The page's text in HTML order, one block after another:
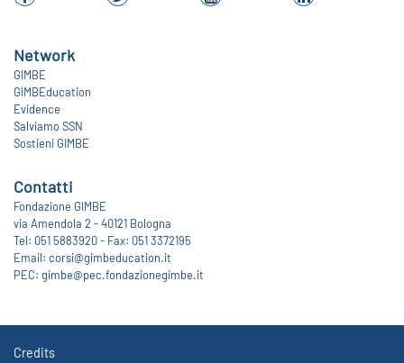
Network
GIMBE
GIMBEducation
Evidence
Salviamo SSN
Sostieni GIMBE
Contatti
Fondazione GIMBE
via Amendola 2 - 40121 Bologna
Tel: 051 5883920 - Fax: 051 3372195
Email: corsi@gimbeducation.it
PEC: gimbe@pec.fondazionegimbe.it
Credits